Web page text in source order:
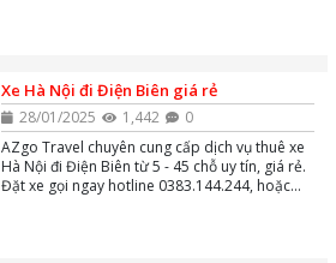
Xe Hà Nội đi Điện Biên giá rẻ
28/01/2025 1,442
0
AZgo Travel chuyên cung cấp dịch vụ thuê xe
Hà Nội đi Điện Biên từ 5 - 45 chỗ uy tín, giá rẻ.
Đặt xe gọi ngay hotline 0383.144.244, hoặc